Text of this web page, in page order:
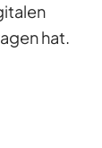
hat.